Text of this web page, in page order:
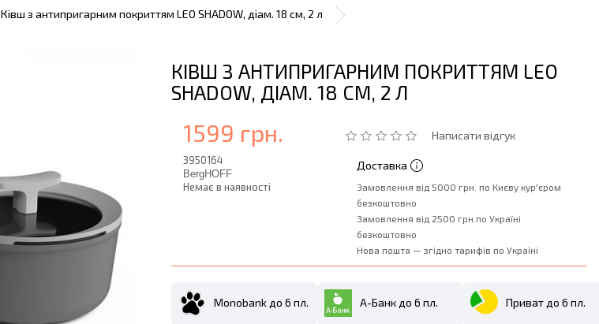
Ківш з антипригарним покриттям LEO SHADOW, діам. 18 см, 2 л
КІВШ З АНТИПРИГАРНИМ ПОКРИТТЯМ LEO
SHADOW, ДІАМ. 18 СМ, 2 Л
Написати відгук
1599 грн.
3950164
BergHOFF
Немає в наявності
Доставка
Замовлення від 5000 грн. по Києву кур'єром
безкоштовно
Замовлення від 2500 грн.по Україні
безкоштовно
Нова пошта — згідно тарифів по Україні
Monobank до 6 пл. А-Банк до 6 пл. Приват до 6 пл.